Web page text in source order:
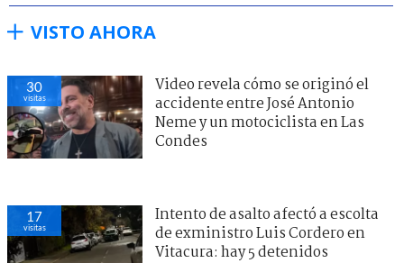
VISTO AHORA
30
visitas
Video revela cómo se originó el
accidente entre José Antonio
Neme y un motociclista en Las
Condes
17
visitas
Intento de asalto afectó a escolta
de exministro Luis Cordero en
Vitacura: hay 5 detenidos